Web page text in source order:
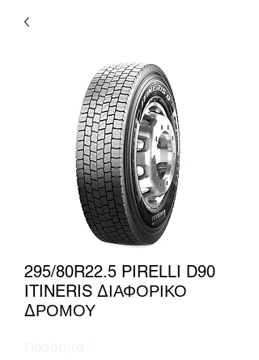
295/80R22.5 PIRELLI D90
ITINERIS ΔΙΑΦΟΡΙΚΟ
ΔΡΟΜΟΥ